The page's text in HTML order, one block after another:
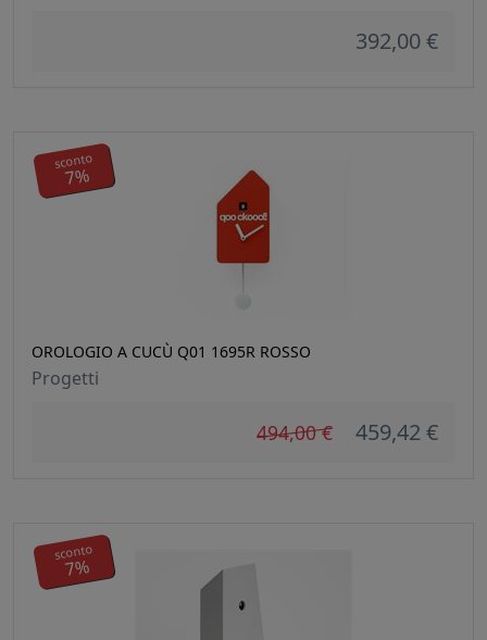
392,00 €
OROLOGIO A CUCÙ Q01 1695R ROSSO
Progetti
494,00 € 459,42 €
sconto
7%
sconto
7%